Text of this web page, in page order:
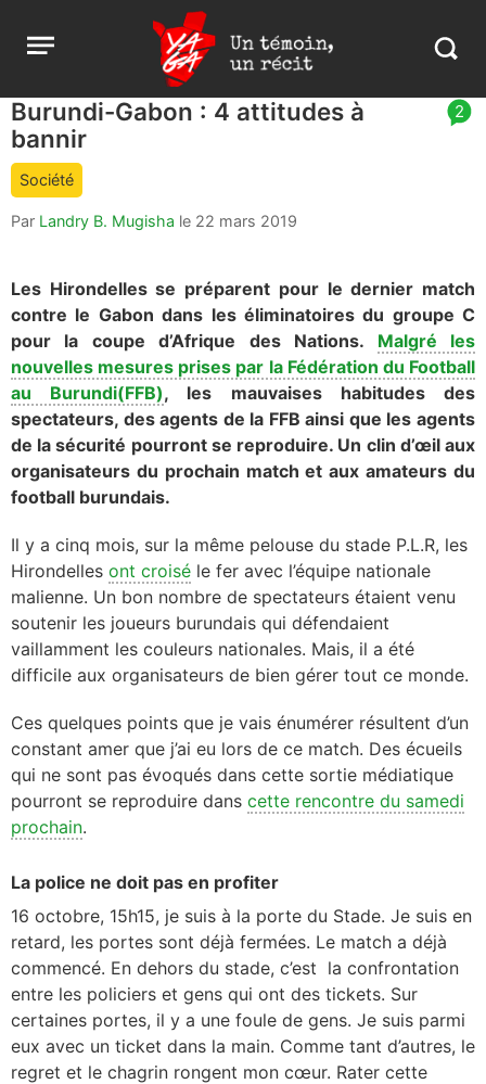
Open
menu
Yaga
Burundi
Search
article
comment
count
is:
2
Burundi-Gabon : 4 attitudes à
bannir
Société
Par Landry B. Mugisha le 22 mars 2019
Les Hirondelles se préparent pour le dernier match
contre le Gabon dans les éliminatoires du groupe C
pour la coupe d’Afrique des Nations. Malgré les
nouvelles mesures prises par la Fédération du Football
au Burundi(FFB), les mauvaises habitudes des
spectateurs, des agents de la FFB ainsi que les agents
de la sécurité pourront se reproduire. Un clin d’œil aux
organisateurs du prochain match et aux amateurs du
football burundais.
Il y a cinq mois, sur la même pelouse du stade P.L.R, les
Hirondelles ont croisé le fer avec l’équipe nationale
malienne. Un bon nombre de spectateurs étaient venu
soutenir les joueurs burundais qui défendaient
vaillamment les couleurs nationales. Mais, il a été
difficile aux organisateurs de bien gérer tout ce monde.
Ces quelques points que je vais énumérer résultent d’un
constant amer que j’ai eu lors de ce match. Des écueils
qui ne sont pas évoqués dans cette sortie médiatique
pourront se reproduire dans cette rencontre du samedi
prochain.
La police ne doit pas en profiter
16 octobre, 15h15, je suis à la porte du Stade. Je suis en
retard, les portes sont déjà fermées. Le match a déjà
commencé. En dehors du stade, c’est la confrontation
entre les policiers et gens qui ont des tickets. Sur
certaines portes, il y a une foule de gens. Je suis parmi
eux avec un ticket dans la main. Comme tant d’autres, le
regret et le chagrin rongent mon cœur. Rater cette